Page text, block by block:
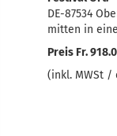
DE-87534
mitten in
Preis Fr.
(inkl. MWSt /